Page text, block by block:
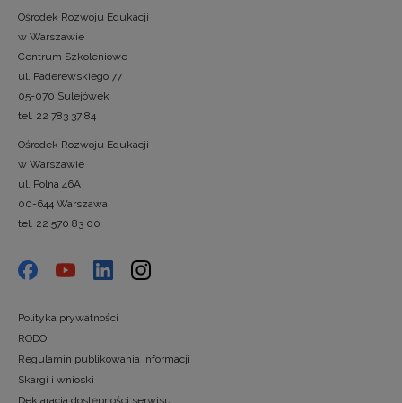
Ośrodek Rozwoju Edukacji
w Warszawie
Centrum Szkoleniowe
ul. Paderewskiego 77
05-070 Sulejówek
tel. 22 783 37 84
Ośrodek Rozwoju Edukacji
w Warszawie
ul. Polna 46A
00-644 Warszawa
tel. 22 570 83 00
Polityka prywatności
RODO
Regulamin publikowania informacji
Skargi i wnioski
Deklaracja dostępności serwisu